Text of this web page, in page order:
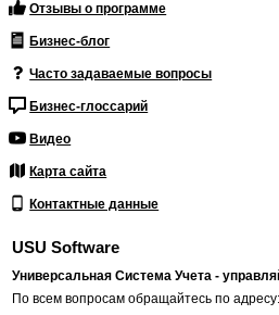
Отзывы о программе
Бизнес-блог
Часто задаваемые вопросы
Бизнес-глоссарий
Видео
Карта сайта
Контактные данные
USU Software
Универсальная Система Учета -
По всем вопросам обращайтесь по